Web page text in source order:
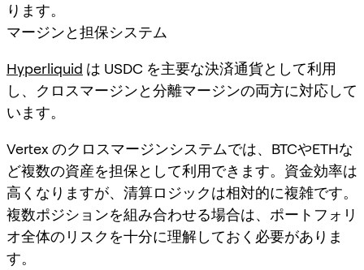
ります。
マージンと担保システム
Hyperliquid は USDC を主要な決済通貨として利用
し、クロスマージンと分離マージンの両方に対応して
います。
Vertex のクロスマージンシステムでは、BTCやETHな
ど複数の資産を担保として利用できます。資金効率は
高くなりますが、清算ロジックは相対的に複雑です。
複数ポジションを組み合わせる場合は、ポートフォリ
オ全体のリスクを十分に理解しておく必要がありま
す。